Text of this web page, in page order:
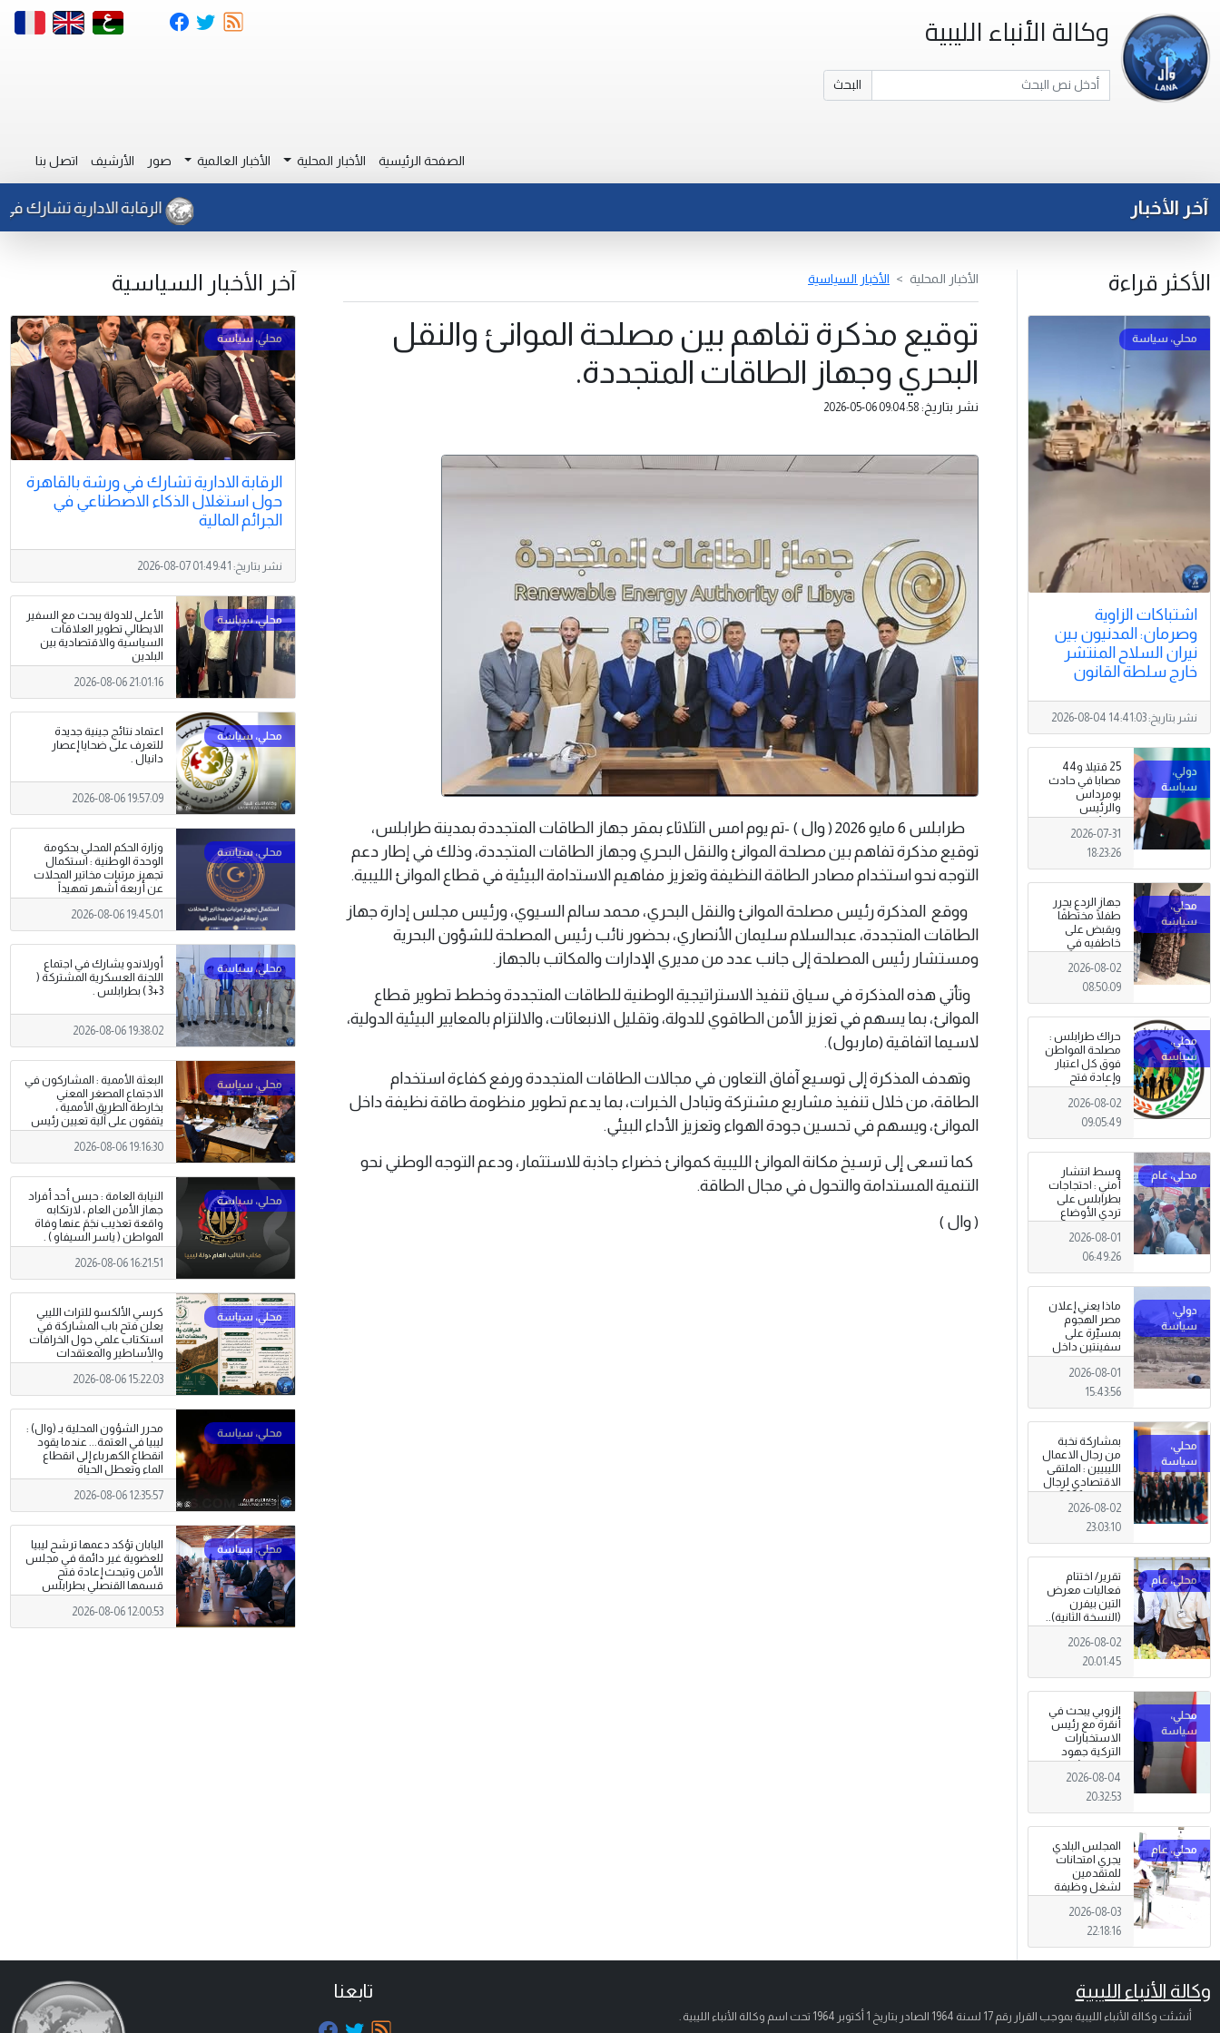
وكالة الأنباء الليبية
البحث
الصفحة الرئيسية الأخبار المحلية الأخبار العالمية صور الأرشيف اتصل بنا
آخر الأخبار الرقابة الادارية تشارك في
الأكثر قراءة
اشتباكات الزاوية
وصرمان: المدنيون بين
نيران السلاح المنتشر
خارج سلطة القانون
نشر بتاريخ:2026-08-04 14:41:03
25 قتيلا و44
مصابا في حادث
بومرداس
والرئيس
الجزائري يعلن
الحداد .
2026-07-31
18:23:26
جهاز الردع يحرر
طفلًا مختطفًا
ويقبض على
خاطفيه في
طرابلس
2026-08-02
08:50:09
حراك طرابلس :
مصلحة المواطن
فوق كل اعتبار
وإعادة فتح
المؤسسات
جاءت استجابةً
للإرادة الشعبية
2026-08-02
09:05:49
وسط انتشار
أمني : احتجاجات
بطرابلس على
تردي الأوضاع
المعيشية وتدني
الخدمات العامة .
2026-08-01
06:49:26
ماذا يعني إعلان
مصر الهجوم
بمسيّرة على
سفينتين داخل
ميناء دمياط؟
(قراءة تحليلية)
2026-08-01
15:43:56
بمشاركة نخبة
من رجال الاعمال
الليبيين : الملتقى
الاقتصادي لرجال
الاعمال 2026
تبدأ فعاليات
بمدينة سرت .
2026-08-02
23:03:10
تقرير/ اختتام
فعاليات معرض
التين بيفرن
(النسخة الثانية)..
تظاهرة وطنية
وصمود
للمزارعين في
2026-08-02
20:01:45
الزوبي يبحث في
أنقرة مع رئيس
الاستخبارات
التركية جهود
توحيد المؤسسة
العسكرية على
أسس مهنية
2026-08-04
20:32:53
المجلس البلدي
يجري امتحانات
للمتقدمين
لشغل وظيفة
مختار محلة .
2026-08-03
22:18:16
الأخبار المحلية الأخبار السياسية
توقيع مذكرة تفاهم بين مصلحة الموانئ والنقل
البحري وجهاز الطاقات المتجددة.
نشر بتاريخ: 2026-05-06 09:04:58
طرابلس 6 مايو 2026 ( وال ) -تم يوم امس الثلاثاء بمقر جهاز الطاقات المتجددة بمدينة طرابلس،
توقيع مذكرة تفاهم بين مصلحة الموانئ والنقل البحري وجهاز الطاقات المتجددة، وذلك في إطار دعم
التوجه نحو استخدام مصادر الطاقة النظيفة وتعزيز مفاهيم الاستدامة البيئية في قطاع الموانئ الليبية.
ووقع المذكرة رئيس مصلحة الموانئ والنقل البحري، محمد سالم السيوي، ورئيس مجلس إدارة جهاز
الطاقات المتجددة، عبدالسلام سليمان الأنصاري، بحضور نائب رئيس المصلحة للشؤون البحرية
ومستشار رئيس المصلحة إلى جانب عدد من مديري الإدارات والمكاتب بالجهاز.
وتأتي هذه المذكرة في سياق تنفيذ الاستراتيجية الوطنية للطاقات المتجددة وخطط تطوير قطاع
الموانئ، بما يسهم في تعزيز الأمن الطاقوي للدولة، وتقليل الانبعاثات، والالتزام بالمعايير البيئية الدولية،
لاسيما اتفاقية (ماربول).
وتهدف المذكرة إلى توسيع آفاق التعاون في مجالات الطاقات المتجددة ورفع كفاءة استخدام
الطاقة، من خلال تنفيذ مشاريع مشتركة وتبادل الخبرات، بما يدعم تطوير منظومة طاقة نظيفة داخل
الموانئ، ويسهم في تحسين جودة الهواء وتعزيز الأداء البيئي.
كما تسعى إلى ترسيخ مكانة الموانئ الليبية كموانئ خضراء جاذبة للاستثمار، ودعم التوجه الوطني نحو
التنمية المستدامة والتحول في مجال الطاقة.
( وال )
آخر الأخبار السياسية
الرقابة الادارية تشارك في ورشة بالقاهرة
حول استغلال الذكاء الاصطناعي في
الجرائم المالية
نشر بتاريخ: 2026-08-07 01:49:41
الأعلى للدولة يبحث مع السفير
الايطالي تطوير العلاقات
السياسية والاقتصادية بين
البلدين
2026-08-06 21:01:16
اعتماد نتائج جينية جديدة
للتعرف على ضحايا إعصار
دانيال .
2026-08-06 19:57:09
وزارة الحكم المحلي بحكومة
الوحدة الوطنية : استكمال
تجهيز مرتبات مخاتير المحلات
عن أربعة أشهر تمهيداً
لصرفها .
2026-08-06 19:45:01
أورلاندو يشارك في اجتماع
اللجنة العسكرية المشتركة (
3+3 ) بطرابلس .
2026-08-06 19:38:02
البعثة الأممية : المشاركون في
الاجتماع المصغر المعني
بخارطة الطريق الأممية ،
يتفقون على آلية تعيين رئيس
مفوضية الانتخابات
2026-08-06 19:16:30
النيابة العامة : حبس أحد أفراد
جهاز الأمن العام ، لارتكابه
واقعة تعذيب نجَمَ عنها وفاة
المواطن ( ياسر السيفاو ) .
2026-08-06 16:21:51
كرسي الألكسو للتراث الليبي
يعلن فتح باب المشاركة في
استكتاب علمي حول الخرافات
والأساطير والمعتقدات
الشعبية
2026-08-06 15:22:03
محرر الشؤون المحلية بـ (وال) :
ليبيا في العتمة... عندما يقود
انقطاع الكهرباء إلى انقطاع
الماء وتعطل الحياة
2026-08-06 12:35:57
اليابان تؤكد دعمها ترشح ليبيا
للعضوية غير دائمة في مجلس
الأمن وتبحث إعادة فتح
قسمها القنصلي بطرابلس
2026-08-06 12:00:53
وكالة الأنباء الليبية
أنشئت وكالة الأنباء الليبية بموجب القرار رقم 17 لسنة 1964 الصادر بتاريخ 1 أكتوبر 1964 تحت اسم وكالة الأنباء الليبية .
تابعنا